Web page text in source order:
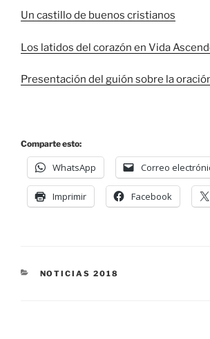
Un castillo de buenos cristianos
Los latidos del corazón en Vida
Presentación del guión sobre la
Comparte esto:
WhatsApp Correo
Imprimir Facebook
NOTICIAS 2018